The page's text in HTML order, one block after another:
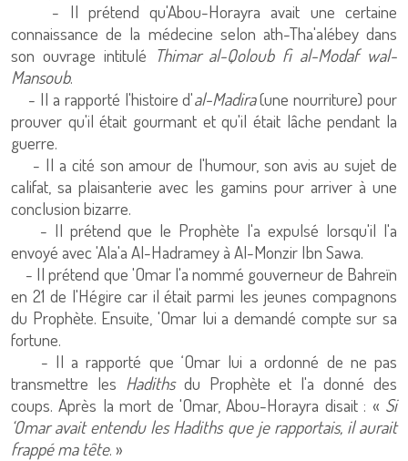
- Il prétend qu'Abou-Horayra avait une certaine
connaissance de la médecine selon ath-Tha'alébey dans
son ouvrage intitulé Thimar al-Qoloub fi al-Modaf wal-
Mansoub.
- Il a rapporté l'histoire d'al-Madira(une nourriture) pour
prouver qu'il était gourmant et qu'il était lâche pendant la
guerre.
- Il a cité son amour de l'humour, son avis au sujet de
califat, sa plaisanterie avec les gamins pour arriver à une
conclusion bizarre.
- Il prétend que le Prophète l'a expulsé lorsqu'il l'a
envoyé avec 'Ala'a Al-Hadramey à Al-Monzir Ibn Sawa.
- Il prétend que 'Omar l'a nommé gouverneur de Bahreïn
en 21 de l'Hégire car il était parmi les jeunes compagnons
du Prophète. Ensuite, 'Omar lui a demandé compte sur sa
fortune.
- Il a rapporté que ‘Omar lui a ordonné de ne pas
transmettre les Hadithsdu Prophète et l'a donné des
coups. Après la mort de 'Omar, Abou-Horayra disait : « Si
‘Omar avait entendu les Hadiths que je rapportais, il aurait
frappé ma tête. »